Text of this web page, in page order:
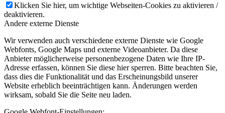
Klicken Sie hier, um wichtige Webseiten-Cookies zu aktivieren /
deaktivieren.
Andere externe Dienste
Wir verwenden auch verschiedene externe Dienste wie Google
Webfonts, Google Maps und externe Videoanbieter. Da diese
Anbieter möglicherweise personenbezogene Daten wie Ihre IP-
Adresse erfassen, können Sie diese hier sperren. Bitte beachten Sie,
dass dies die Funktionalität und das Erscheinungsbild unserer
Website erheblich beeinträchtigen kann. Änderungen werden
wirksam, sobald Sie die Seite neu laden.